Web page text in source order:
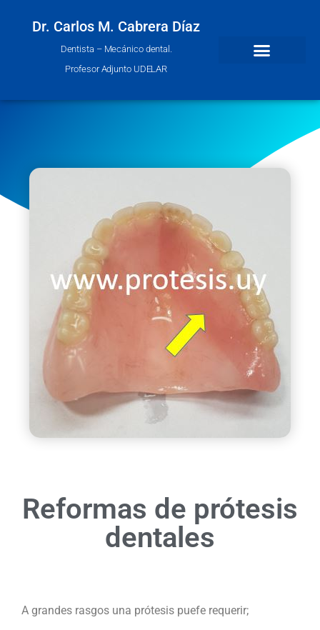
Dr. Carlos M. Cabrera Díaz
Dentista – Mecánico dental.
Profesor Adjunto UDELAR
Reformas de prótesis
dentales
A grandes rasgos una prótesis puefe requerir;